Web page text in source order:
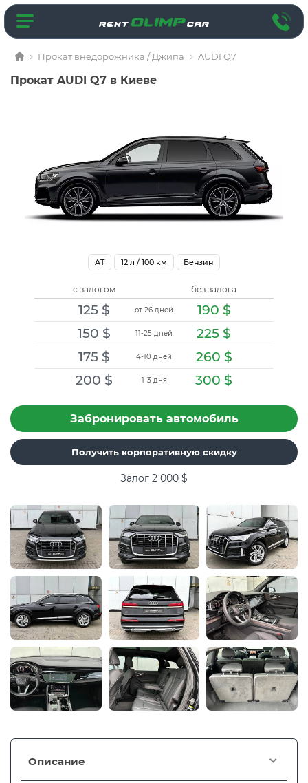
Прокат внедорожника / Джипа AUDI Q7
Прокат AUDI Q7 в Киеве
AT 12 л / 100 км Бензин
с залогом без залога
от 26 дней
125 $ 190 $
11-25 дней
150 $ 225 $
4-10 дней
175 $ 260 $
1-3 дня
200 $ 300 $
Забронировать автомобиль
Получить корпоративную скидку
Залог 2 000 $
Описание